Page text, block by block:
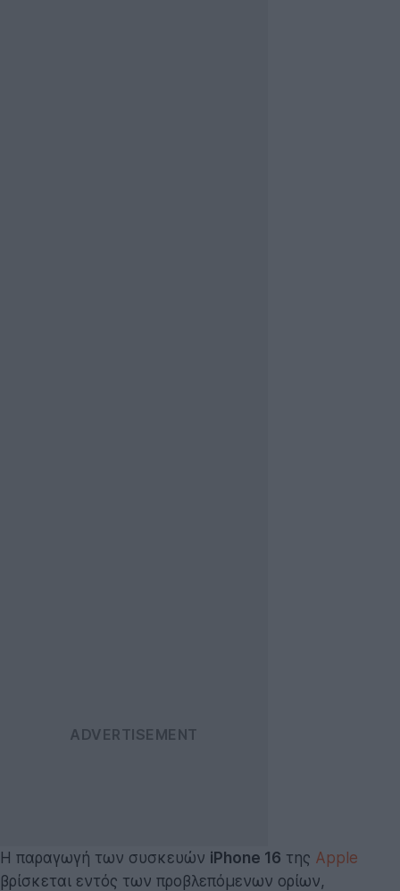
Η παραγωγή των συσκευών iPhone 16 της Apple
βρίσκεται εντός των προβλεπόμενων ορίων,